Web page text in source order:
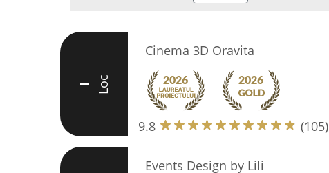
I Loc
Cinema 3D Oravita
9.8 (105)
Events Design by Lili